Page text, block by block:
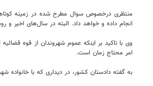
منتظری درخصوص سوال مطرح شده در زمینه
انجام داده و خواهد داد. البته در سال‌های اخیر و
وی با تاکید بر اینکه عموم شهروندان از قوه
امر محتاج زمان است.
به گفته دادستان کشور، در دیداری که با